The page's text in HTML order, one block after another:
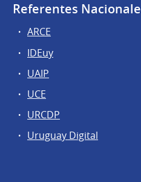
Referentes
ARCE
IDEuy
UAIP
UCE
URCDP
Uruguay Digital